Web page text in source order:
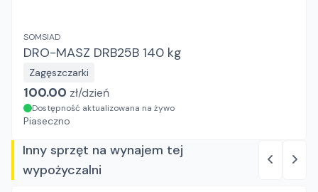
SOMSIAD
DRO-MASZ DRB25B 140 kg
Zagęszczarki
100.00 zł/dzień
Dostępność aktualizowana na żywo
Piaseczno
Inny sprzęt na wynajem tej
wypożyczalni